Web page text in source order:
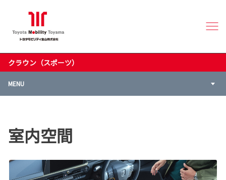
クラウン（スポーツ）
MENU
室内空間